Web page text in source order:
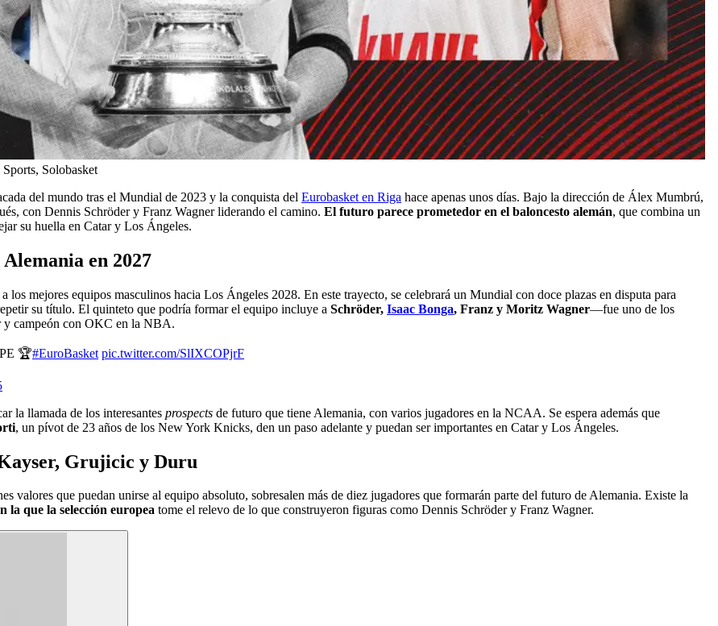
Solobasket
del mundo tras el Mundial de 2023 y la conquista del Eurobasket en Riga hace apenas unos días. Bajo la dirección de Álex Mumbrú,
con Dennis Schröder y Franz Wagner liderando el camino. El futuro parece prometedor en el baloncesto alemán, que combina un
su huella en Catar y Los Ángeles.
en 2027
mejores equipos masculinos hacia Los Ángeles 2028. En este trayecto, se celebrará un Mundial con doce plazas en disputa para
su título. El quinteto que podría formar el equipo incluye a Schröder, Isaac Bonga, Franz y Moritz Wagner—fue uno de los
y campeón con OKC en la NBA.
🏆#EuroBasket pic.twitter.com/SlIXCOPjrF
la llamada de los interesantes prospects de futuro que tiene Alemania, con varios jugadores en la NCAA. Se espera además que
, un pívot de 23 años de los New York Knicks, den un paso adelante y puedan ser importantes en Catar y Los Ángeles.
Grujicic y Duru
valores que puedan unirse al equipo absoluto, sobresalen más de diez jugadores que formarán parte del futuro de Alemania. Existe la
la que la selección europea tome el relevo de lo que construyeron figuras como Dennis Schröder y Franz Wagner.